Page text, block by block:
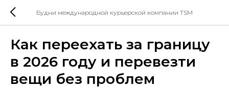
Будни международной курьерской компании TSM
Как переехать за границу
в 2026 году и перевезти
вещи без проблем